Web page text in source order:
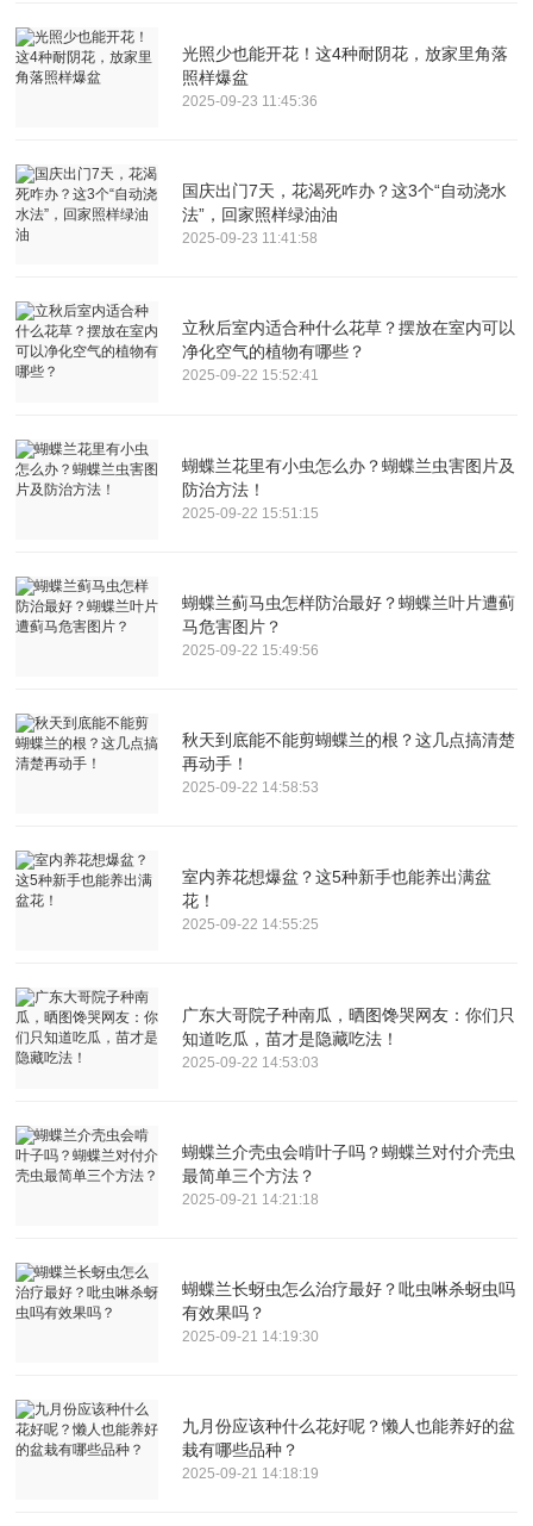
光照少也能开花！这4种耐阴花，放家里角落
照样爆盆
2025-09-23 11:45:36
国庆出门7天，花渴死咋办？这3个“自动浇水
法”，回家照样绿油油
2025-09-23 11:41:58
立秋后室内适合种什么花草？摆放在室内可以
净化空气的植物有哪些？
2025-09-22 15:52:41
蝴蝶兰花里有小虫怎么办？蝴蝶兰虫害图片及
防治方法！
2025-09-22 15:51:15
蝴蝶兰蓟马虫怎样防治最好？蝴蝶兰叶片遭蓟
马危害图片？
2025-09-22 15:49:56
秋天到底能不能剪蝴蝶兰的根？这几点搞清楚
再动手！
2025-09-22 14:58:53
室内养花想爆盆？这5种新手也能养出满盆
花！
2025-09-22 14:55:25
广东大哥院子种南瓜，晒图馋哭网友：你们只
知道吃瓜，苗才是隐藏吃法！
2025-09-22 14:53:03
蝴蝶兰介壳虫会啃叶子吗？蝴蝶兰对付介壳虫
最简单三个方法？
2025-09-21 14:21:18
蝴蝶兰长蚜虫怎么治疗最好？吡虫啉杀蚜虫吗
有效果吗？
2025-09-21 14:19:30
九月份应该种什么花好呢？懒人也能养好的盆
栽有哪些品种？
2025-09-21 14:18:19